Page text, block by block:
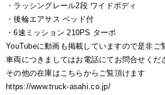
・ラッシングレール2段 ワイドボディ
・後輪エアサス ベッド付
・6速ミッション 210PS ターボ
YouTubeに動画も掲載していますので是非ご
車両につきましてはお電話にてお問合せくだ
その他の在庫はこちらからご覧頂けます
https://www.truck-asahi.co.jp/